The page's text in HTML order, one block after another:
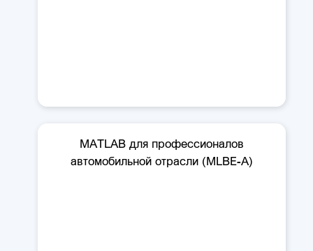
MATLAB для профессионалов
автомобильной отрасли (MLBE-A)